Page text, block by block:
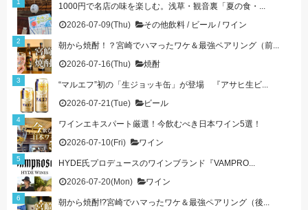
1000円で名店の味を楽しむ。浅草・観音裏「夏の食・...
2026-07-09(Thu)
その他飲料 / ビール / ワイン
朝から焼酎！？宮崎でハマったワケ＆最強ペアリング（前...
2026-07-16(Thu)
焼酎
“マルエフ”初の「生ジョッキ缶」が登場 『アサヒ生ビ...
2026-07-21(Tue)
ビール
ワインエキスパート厳選！今飲むべき日本ワイン5選！
2026-07-10(Fri)
ワイン
HYDE氏プロデュースのワインブランド『VAMPRO...
2026-07-20(Mon)
ワイン
朝から焼酎!?宮崎でハマったワケ＆最強ペアリング（後...